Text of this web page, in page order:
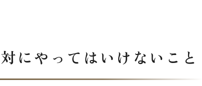
にやってはいけないこと